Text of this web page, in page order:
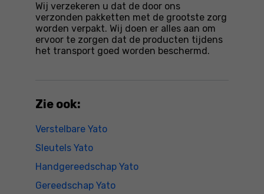
Wij verzekeren u dat de door ons
verzonden pakketten met de grootste zorg
worden verpakt. Wij doen er alles aan om
ervoor te zorgen dat de producten tijdens
het transport goed worden beschermd.
Zie ook:
Verstelbare Yato
Sleutels Yato
Handgereedschap Yato
Gereedschap Yato